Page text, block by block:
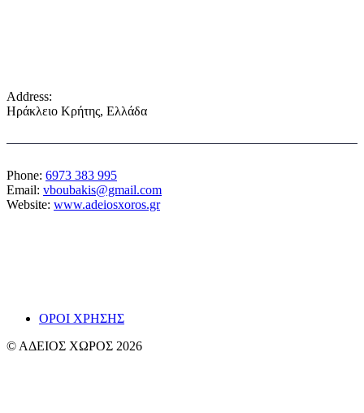
Address:
Ηράκλειο Κρήτης, Ελλάδα
Phone: 6973 383 995
Email: vboubakis@gmail.com
Website: www.adeiosxoros.gr
ΟΡΟΙ ΧΡΗΣΗΣ
© ΑΔΕΙΟΣ ΧΩΡΟΣ 2026